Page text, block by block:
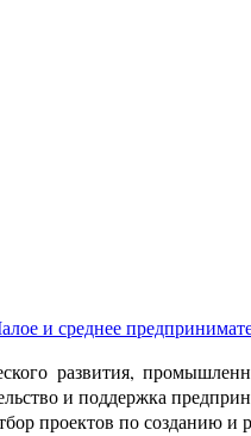
развития,
и поддержка
проектов по созданию